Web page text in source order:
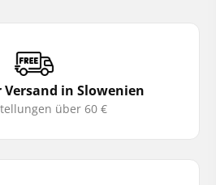
Versand in Slowenien
über 60 €